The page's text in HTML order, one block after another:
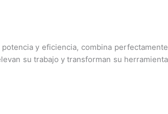
y eficiencia, combina perfectamente
su trabajo y transforman su herramienta